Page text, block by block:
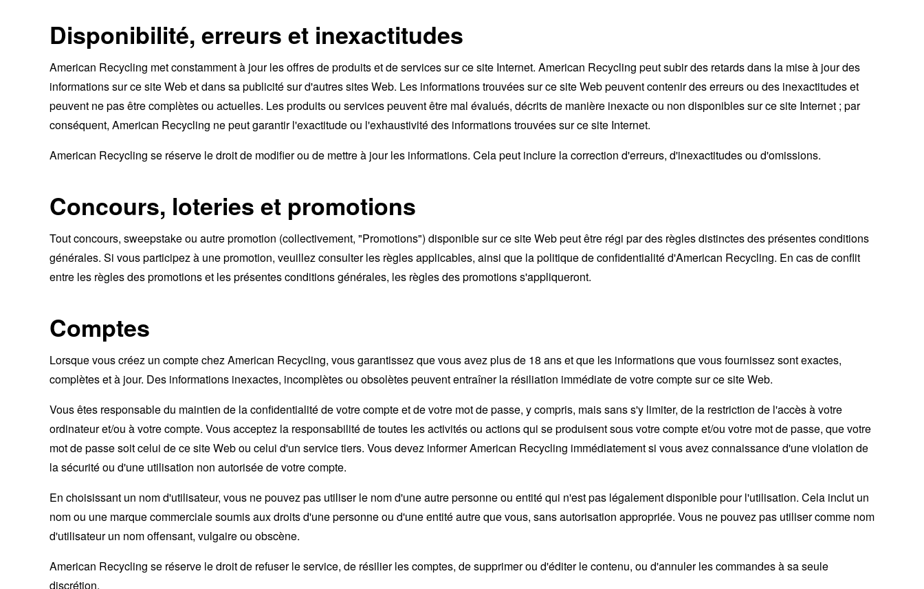
Disponibilité, erreurs et inexactitudes
American Recycling met constamment à jour les offres de produits et de services sur ce site Internet. American Recycling peut subir des retards dans la mise à jour des
informations sur ce site Web et dans sa publicité sur d'autres sites Web. Les informations trouvées sur ce site Web peuvent contenir des erreurs ou des inexactitudes et
peuvent ne pas être complètes ou actuelles. Les produits ou services peuvent être mal évalués, décrits de manière inexacte ou non disponibles sur ce site Internet ; par
conséquent, American Recycling ne peut garantir l'exactitude ou l'exhaustivité des informations trouvées sur ce site Internet.
American Recycling se réserve le droit de modifier ou de mettre à jour les informations. Cela peut inclure la correction d'erreurs, d'inexactitudes ou d'omissions.
Concours, loteries et promotions
Tout concours, sweepstake ou autre promotion (collectivement, "Promotions") disponible sur ce site Web peut être régi par des règles distinctes des présentes conditions
générales. Si vous participez à une promotion, veuillez consulter les règles applicables, ainsi que la politique de confidentialité d'American Recycling. En cas de conflit
entre les règles des promotions et les présentes conditions générales, les règles des promotions s'appliqueront.
Comptes
Lorsque vous créez un compte chez American Recycling, vous garantissez que vous avez plus de 18 ans et que les informations que vous fournissez sont exactes,
complètes et à jour. Des informations inexactes, incomplètes ou obsolètes peuvent entraîner la résiliation immédiate de votre compte sur ce site Web.
Vous êtes responsable du maintien de la confidentialité de votre compte et de votre mot de passe, y compris, mais sans s'y limiter, de la restriction de l'accès à votre
ordinateur et/ou à votre compte. Vous acceptez la responsabilité de toutes les activités ou actions qui se produisent sous votre compte et/ou votre mot de passe, que votre
mot de passe soit celui de ce site Web ou celui d'un service tiers. Vous devez informer American Recycling immédiatement si vous avez connaissance d'une violation de
la sécurité ou d'une utilisation non autorisée de votre compte.
En choisissant un nom d'utilisateur, vous ne pouvez pas utiliser le nom d'une autre personne ou entité qui n'est pas légalement disponible pour l'utilisation. Cela inclut un
nom ou une marque commerciale soumis aux droits d'une personne ou d'une entité autre que vous, sans autorisation appropriée. Vous ne pouvez pas utiliser comme nom
d'utilisateur un nom offensant, vulgaire ou obscène.
American Recycling se réserve le droit de refuser le service, de résilier les comptes, de supprimer ou d'éditer le contenu, ou d'annuler les commandes à sa seule
discrétion.